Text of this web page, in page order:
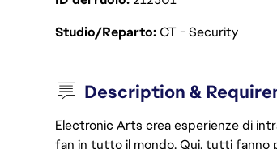
Studio/RepartoCT - Security
Description &
Electronic Arts crea esperienze di
fan in tutto il mondo. Qui, tutti fanno